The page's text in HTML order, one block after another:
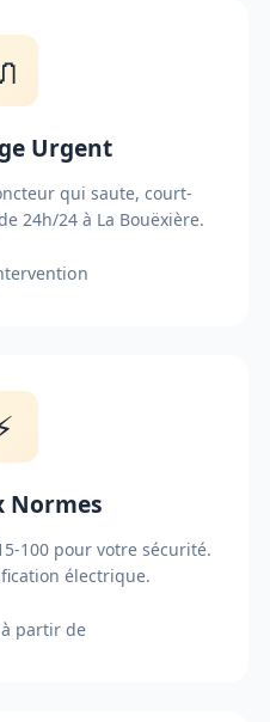
Urgent
qui saute, court-
24h/24 à La Bouëxière.
Normes
100 pour votre sécurité.
électrique.
à partir de